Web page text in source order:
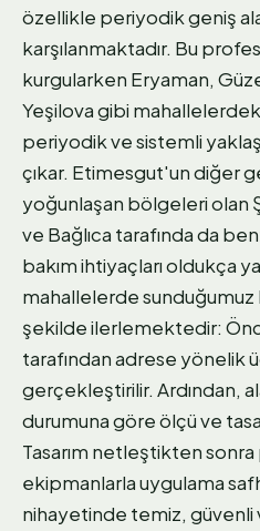
özellikle periyodik geniş
karşılanmaktadır. Bu
kurgularken Eryaman,
Yeşilova gibi
periyodik ve sistemli
çıkar. Etimesgut'un diğer
yoğunlaşan bölgeleri olan
ve Bağlıca tarafında da
bakım ihtiyaçları oldukça
mahallelerde sunduğumuz
şekilde ilerlemektedir:
tarafından adrese yönelik
gerçekleştirilir. Ardından,
durumuna göre ölçü ve
Tasarım netleştikten
ekipmanlarla uygulama
nihayetinde temiz, güvenli